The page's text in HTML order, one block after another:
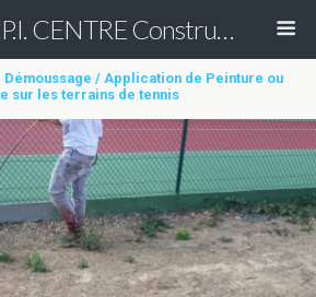
SARL B.T.P.I. CENTRE Construction et Rénovation de court de tennis en béton poreux Peinture entretien réparation nettoyage démoussage de terrain de tennis & Aménagement des allées de cimetière en béton poreux (béton drainant)
Démoussage / Application de Peinture ou
sur les terrains de tennis